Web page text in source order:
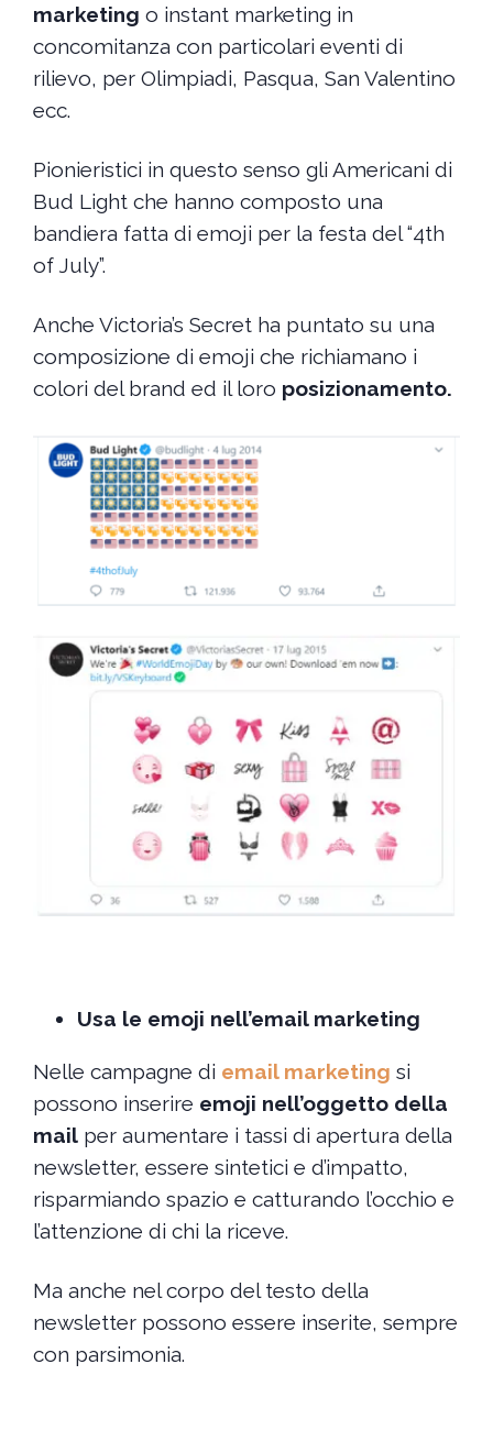
marketing o instant marketing in
concomitanza con particolari eventi di
rilievo, per Olimpiadi, Pasqua, San Valentino
ecc.
Pionieristici in questo senso gli Americani di
Bud Light che hanno composto una
bandiera fatta di emoji per la festa del “4th
of July”.
Anche Victoria’s Secret ha puntato su una
composizione di emoji che richiamano i
colori del brand ed il loro posizionamento.
Usa le emoji nell’email marketing
Nelle campagne di email marketing si
possono inserire emoji nell’oggetto della
mailper aumentare i tassi di apertura della
newsletter, essere sintetici e d’impatto,
risparmiando spazio e catturando l’occhio e
l’attenzione di chi la riceve.
Ma anche nel corpo del testo della
newsletter possono essere inserite, sempre
con parsimonia.